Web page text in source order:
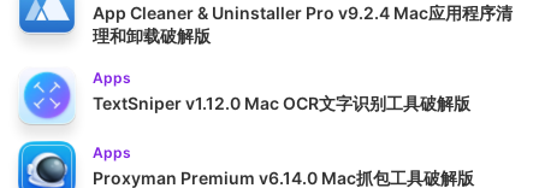
App Cleaner & Uninstaller Pro v9.2.4 Mac应用程序清
理和卸载破解版
Apps
TextSniper v1.12.0 Mac OCR文字识别工具破解版
Apps
Proxyman Premium v6.14.0 Mac抓包工具破解版